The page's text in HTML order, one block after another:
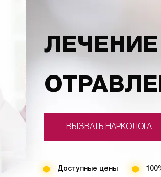
ВЫЗВАТЬ НАРКОЛОГА
Доступные цены